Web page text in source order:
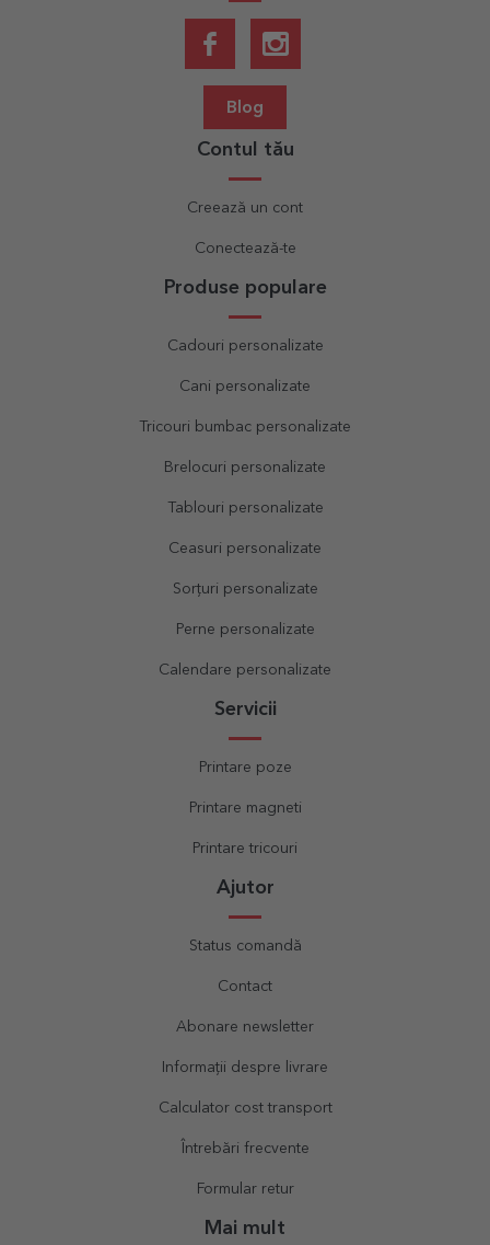
Blog
Contul tău
Creează un cont
Conectează-te
Produse populare
Cadouri personalizate
Cani personalizate
Tricouri bumbac personalizate
Brelocuri personalizate
Tablouri personalizate
Ceasuri personalizate
Sorțuri personalizate
Perne personalizate
Calendare personalizate
Servicii
Printare poze
Printare magneti
Printare tricouri
Ajutor
Status comandă
Contact
Abonare newsletter
Informații despre livrare
Calculator cost transport
Întrebări frecvente
Formular retur
Mai mult